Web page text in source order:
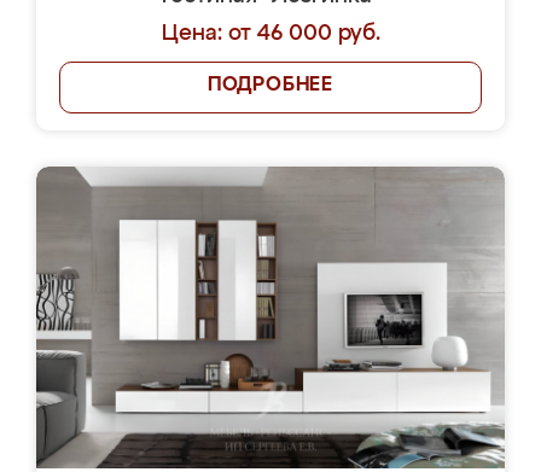
Цена: от 46 000 руб.
ПОДРОБНЕЕ